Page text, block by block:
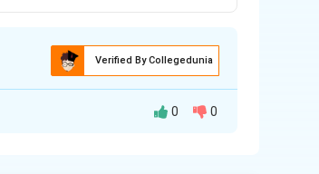
Verified By Collegedunia
0 0